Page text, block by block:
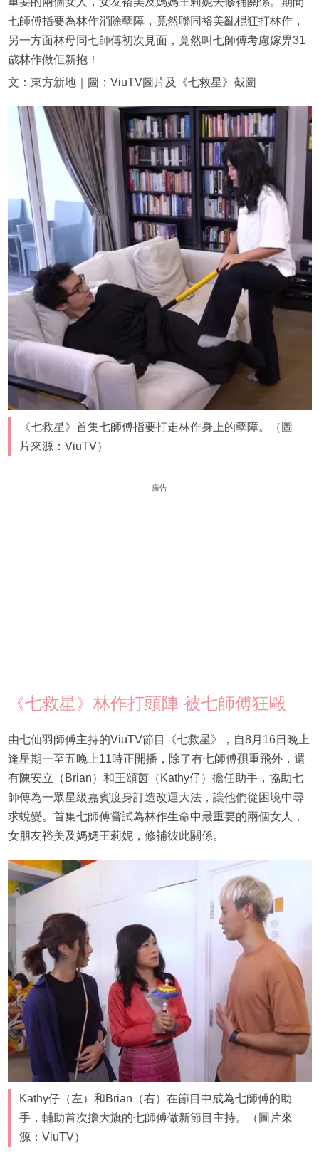
七師傅指要為林作消除孽障，竟然聯同裕美亂棍狂打林作，
另一方面林母同七師傅初次見面，竟然叫七師傅考慮嫁畀31
歲林作做佢新抱！
文：東方新地｜圖：ViuTV圖片及《七救星》截圖
《七救星》首集七師傅指要打走林作身上的孽障。（圖
片來源：ViuTV）
廣告
《七救星》林作打頭陣 被七師傅狂毆
由七仙羽師傅主持的ViuTV節目《七救星》，自8月16日晚上
逢星期一至五晚上11時正開播，除了有七師傅孭重飛外，還
有陳安立（Brian）和王頌茵（Kathy仔）擔任助手，協助七
師傅為一眾星級嘉賓度身訂造改運大法，讓他們從困境中尋
求蛻變。首集七師傅嘗試為林作生命中最重要的兩個女人，
女朋友裕美及媽媽王莉妮，修補彼此關係。
Kathy仔（左）和Brian（右）在節目中成為七師傅的助
手，輔助首次擔大旗的七師傅做新節目主持。（圖片來
源：ViuTV）